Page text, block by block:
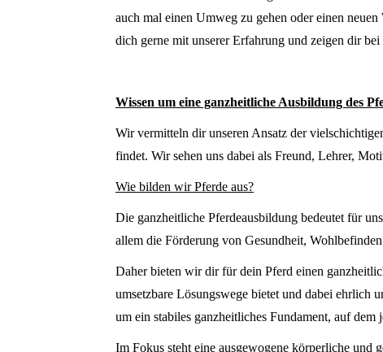
auch mal einen Umweg zu gehen oder einen
dich gerne mit unserer Erfahrung und zeigen dir
Wissen um eine ganzheitliche Ausbildung des
Wir vermitteln dir unseren Ansatz der
findet. Wir sehen uns dabei als Freund, Lehrer,
Wie bilden wir Pferde aus?
Die ganzheitliche Pferdeausbildung bedeutet für
allem die Förderung von Gesundheit,
Daher bieten wir dir für dein Pferd einen
umsetzbare Lösungswege bietet und dabei ehrlich
um ein stabiles ganzheitliches Fundament, auf
Im Fokus steht eine ausgewogene körperliche und